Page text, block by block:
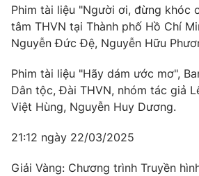
Phim tài liệu "Người ơi, đừng khóc
tâm THVN tại Thành phố Hồ Chí
Nguyễn Đức Đệ, Nguyễn Hữu
Phim tài liệu "Hãy dám ước mơ",
Dân tộc, Đài THVN, nhóm tác giả
Việt Hùng, Nguyễn Huy Dương.
21:12 ngày 22/03/2025
Giải Vàng: Chương trình Truyền